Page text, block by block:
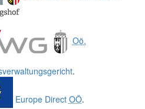
Oö.
.
Europe Direct OÖ.